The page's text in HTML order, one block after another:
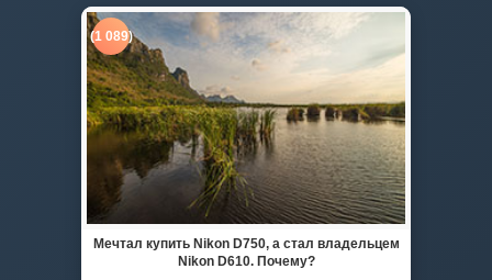
(1 089)
Мечтал купить Nikon D750, а стал владельцем
Nikon D610. Почему?